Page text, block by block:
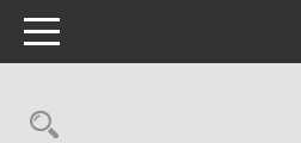
Toggle navigation